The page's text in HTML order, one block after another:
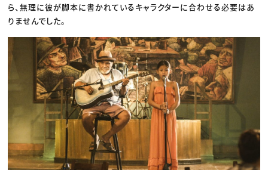
ら、無理に彼が脚本に書かれているキャラクターに合わせる必要はあ
りませんでした。